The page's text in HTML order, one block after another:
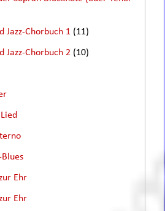
Jazz-Chorbuch 1 (11)
Jazz-Chorbuch 2 (10)
Blues
Ehr
Ehr